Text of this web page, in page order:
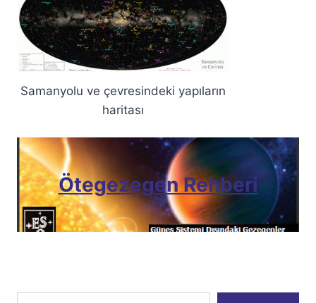
Samanyolu ve çevresindeki yapıların
haritası
Ötegezegen Rehberi
E-postanızı yazın…